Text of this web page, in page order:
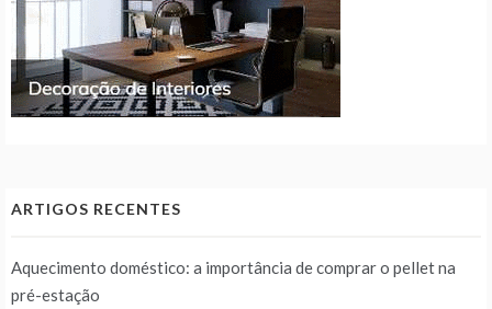
ARTIGOS RECENTES
Aquecimento doméstico: a importância de comprar o pellet na
pré-estação